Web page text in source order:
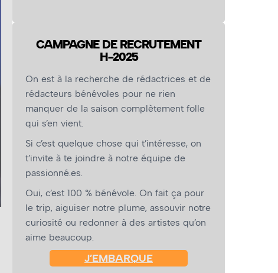
CAMPAGNE DE RECRUTEMENT
H-2025
On est à la recherche de rédactrices et de
rédacteurs bénévoles pour ne rien
manquer de la saison complètement folle
qui s’en vient.
Si c’est quelque chose qui t’intéresse, on
t’invite à te joindre à notre équipe de
passionné.es.
Oui, c’est 100 % bénévole. On fait ça pour
le trip, aiguiser notre plume, assouvir notre
curiosité ou redonner à des artistes qu’on
aime beaucoup.
J’EMBARQUE